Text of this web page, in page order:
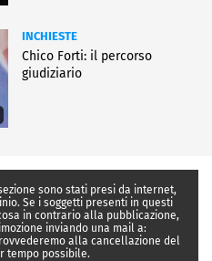
INCHIESTE
Chico Forti: il percorso
giudiziario
sono stati presi da internet,
Se i soggetti presenti in questi
in contrario alla pubblicazione,
inviando una mail a:
alla cancellazione del
tempo possibile.